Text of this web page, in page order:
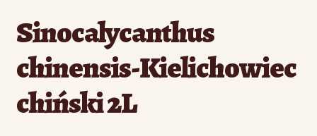
Sinocalycanthus
chinensis-Kielichowiec
chiński 2L